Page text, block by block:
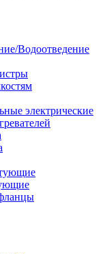
Водоотведение
электрические